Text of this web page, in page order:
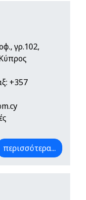
γρ.102,
+357
περισσότερα...